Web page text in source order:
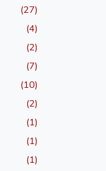
(27)
(4)
(2)
(7)
(10)
(2)
(1)
(1)
(1)